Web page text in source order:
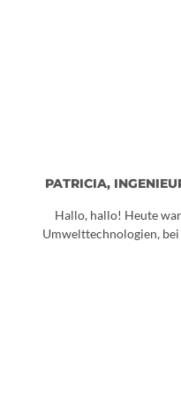
PATRICIA,
Hallo, hallo! Heute
Umwelttechnologien, bei